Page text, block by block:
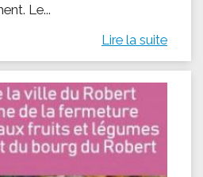
Le...
Lire la suite